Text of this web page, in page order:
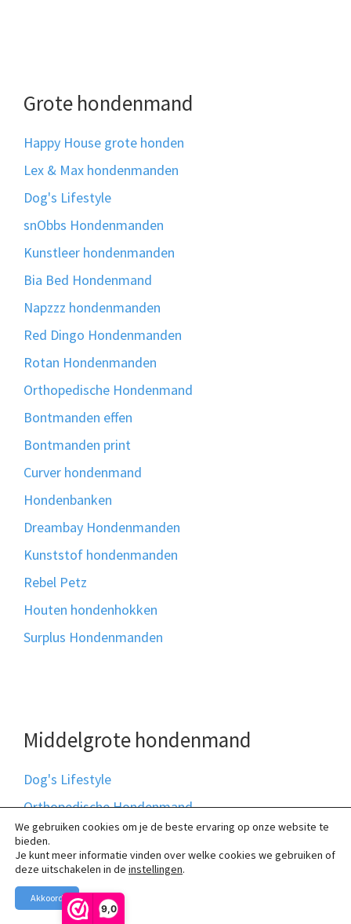
9,0
Grote hondenmand
Happy House grote honden
Lex & Max hondenmanden
Dog's Lifestyle
snObbs Hondenmanden
Kunstleer hondenmanden
Bia Bed Hondenmand
Napzzz hondenmanden
Red Dingo Hondenmanden
Rotan Hondenmanden
Orthopedische Hondenmand
Bontmanden effen
Bontmanden print
Curver hondenmand
Hondenbanken
Dreambay Hondenmanden
Kunststof hondenmanden
Rebel Petz
Houten hondenhokken
Surplus Hondenmanden
Middelgrote hondenmand
Dog's Lifestyle
Orthopedische Hondenmand
snObbs Hondenmanden
Kunstleer hondenmanden
Bia Bed Hondenmanden
Napzzz hondenmand
We gebruiken cookies om je de beste ervaring op onze website te
bieden.
Je kunt meer informatie vinden over welke cookies we gebruiken of
deze uitschakelen in de instellingen.
Akkoord